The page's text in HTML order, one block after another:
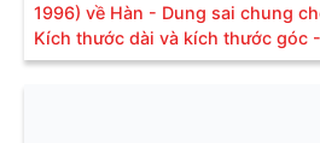
1996) về Hàn - Dung sai chung
Kích thước dài và kích thước góc